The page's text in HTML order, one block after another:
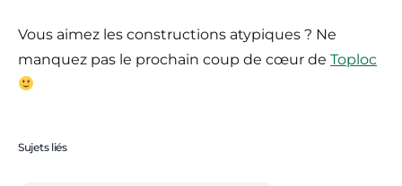
Vous aimez les constructions atypiques ? Ne
manquez pas le prochain coup de cœur de Toploc
Sujets liés